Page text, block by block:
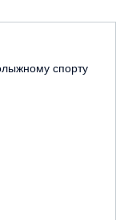
спорту